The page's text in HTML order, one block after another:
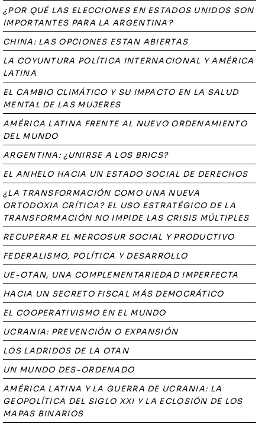
¿POR QUÉ LAS ELECCIONES EN ESTADOS UNIDOS SON
IMPORTANTES PARA LA ARGENTINA?
CHINA: LAS OPCIONES ESTAN ABIERTAS
LA COYUNTURA POLÍTICA INTERNACIONAL Y AMÉRICA
LATINA
EL CAMBIO CLIMÁTICO Y SU IMPACTO EN LA SALUD
MENTAL DE LAS MUJERES
AMÉRICA LATINA FRENTE AL NUEVO ORDENAMIENTO
DEL MUNDO
ARGENTINA: ¿UNIRSE A LOS BRICS?
EL ANHELO HACIA UN ESTADO SOCIAL DE DERECHOS
¿LA TRANSFORMACIÓN COMO UNA NUEVA
ORTODOXIA CRÍTICA? EL USO ESTRATÉGICO DE LA
TRANSFORMACIÓN NO IMPIDE LAS CRISIS MÚLTIPLES
RECUPERAR EL MERCOSUR SOCIAL Y PRODUCTIVO
FEDERALISMO, POLÍTICA Y DESARROLLO
UE-OTAN, UNA COMPLEMENTARIEDAD IMPERFECTA
HACIA UN SECRETO FISCAL MÁS DEMOCRÁTICO
EL COOPERATIVISMO EN EL MUNDO
UCRANIA: PREVENCIÓN O EXPANSIÓN
LOS LADRIDOS DE LA OTAN
UN MUNDO DES-ORDENADO
AMÉRICA LATINA Y LA GUERRA DE UCRANIA: LA
GEOPOLÍTICA DEL SIGLO XXI Y LA ECLOSIÓN DE LOS
MAPAS BINARIOS